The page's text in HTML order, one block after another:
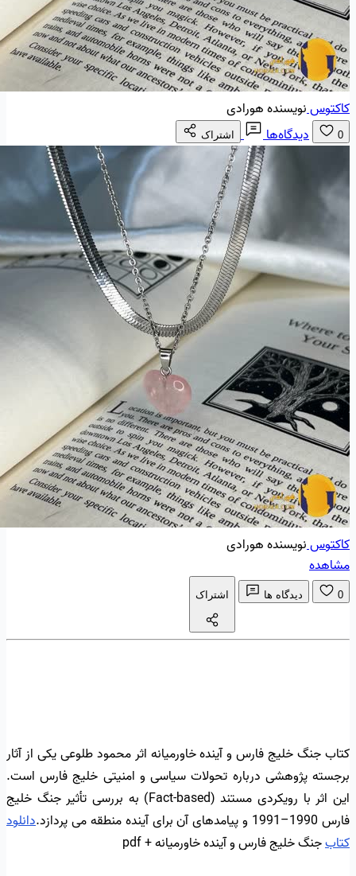
کاکتوسنویسنده هورادی
0 دیدگاه‌ها اشتراک
کاکتوسنویسنده هورادی
مشاهده
0 دیدگاه ها اشتراک
کتاب جنگ خلیج فارس و آینده خاورمیانه اثر محمود طلوعی یکی از آثار
برجسته پژوهشی درباره تحولات سیاسی و امنیتی خلیج فارس است.
این اثر با رویکردی مستند (Fact-based) به بررسی تأثیر جنگ خلیج
فارس 1990–1991 و پیامدهای آن برای آینده منطقه می پردازد.
دانلود
کتابجنگ خلیج فارس و آینده خاورمیانه + pdf